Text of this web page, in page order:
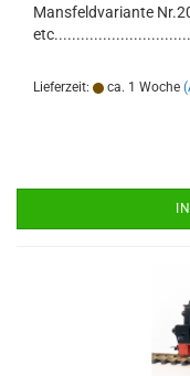
Mansfeldvariante
Lieferzeit: ca. 1 Woche